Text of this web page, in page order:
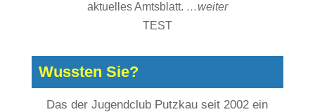
aktuelles Amtsblatt. …weiter
TEST
Wussten Sie?
Das derJugendclub Putzkau seit 2002 ein